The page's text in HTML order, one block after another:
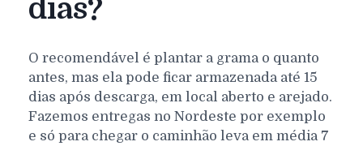
dias?
O recomendável é plantar a grama o quanto
antes, mas ela pode ficar armazenada até 15
dias após descarga, em local aberto e arejado.
Fazemos entregas no Nordeste por exemplo
e só para chegar o caminhão leva em média 7